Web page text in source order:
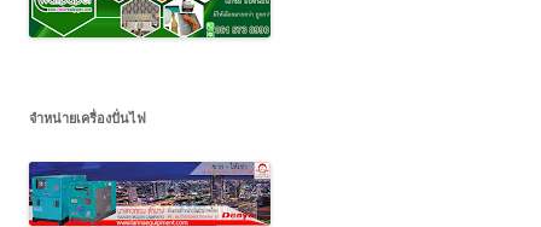
จำหน่ายเครื่องปั่นไฟ